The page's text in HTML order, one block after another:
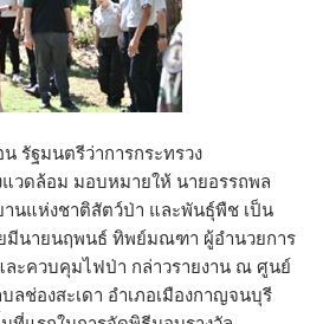
รัฐมนตรีว่าการกระทรวง
วดล้อม มอบหมายให้ นายอรรถพล
นแห่งชาติสัตว์ป่า และพันธุ์พืช เป็น
มีนายนฤพนธ์ ทิพย์มณฑา ผู้อำนวยการ
ะควบคุมไฟป่า กล่าวรายงาน ณ ศูนย์
ช่องสะเดา อำเภอเมืองกาญจนบุรี